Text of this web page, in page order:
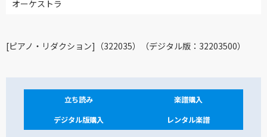
オーケストラ
[ピアノ・リダクション]（322035）（デジタル版：32203500）
立ち読み
楽譜購入
デジタル版購入
レンタル楽譜